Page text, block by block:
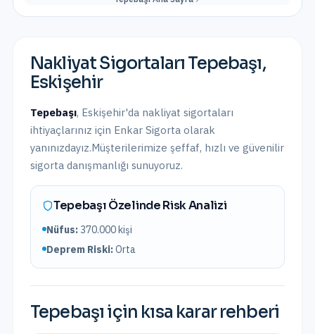
Nakliyat Sigortaları Tepebaşı,
Eskişehir
Tepebaşı, Eskişehir'da nakliyat sigortaları
ihtiyaçlarınız için Enkar Sigorta olarak
yanınızdayız.Müşterilerimize şeffaf, hızlı ve güvenilir
sigorta danışmanlığı sunuyoruz.
TepebaşıÖzelinde Risk Analizi
Nüfus: 370.000kişi
Deprem Riski:Orta
Tepebaşı için kısa karar rehberi